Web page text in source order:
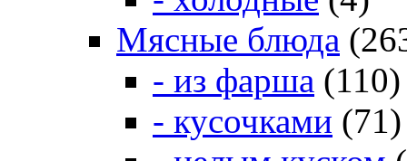
Мясные блюда
- из фарша (110)
- кусочками (71)